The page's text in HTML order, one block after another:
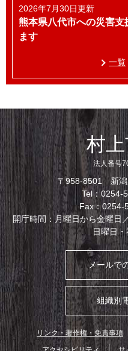
2026年7月30日更新
熊本県八代市への災害支
ます
一覧
村
法人番号
〒958-8501 新潟
Tel：0254-
Fax：0254-
開庁時間：月曜日から金曜日
日曜日
メールで
組織別
リンク・著作権・免責事項